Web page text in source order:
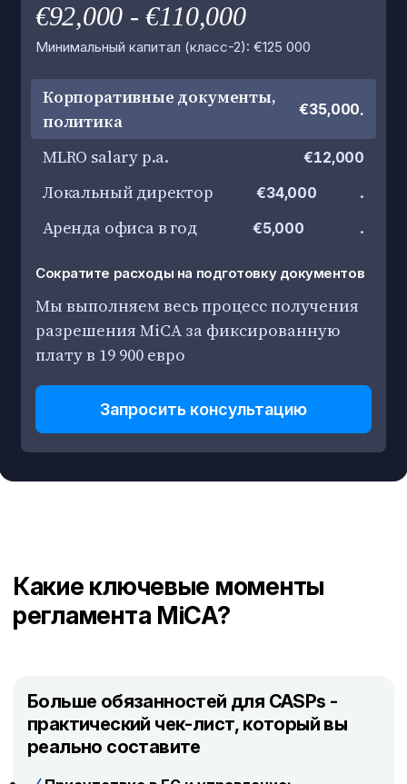
€92,000 - €110,000
Минимальный капитал (класс-2): €125 000
Корпоративные документы,
политика
€35,000.
MLRO salary p.a. €12,000
Локальный директор €34,000
.
Аренда офиса в год
€5,000 .
Сократите расходы на подготовку документов
Мы выполняем весь процесс получения
разрешения MiCA за фиксированную
плату в 19 900 евро
Запросить консультацию
Какие ключевые моменты
регламента MiCA?
Больше обязанностей для CASPs -
практический чек-лист, который вы
реально составите